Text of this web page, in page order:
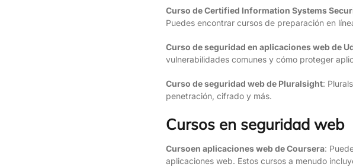
Curso de Certified Information Systems
Puedes encontrar cursos de preparación en
Curso de seguridad en aplicaciones web de
vulnerabilidades comunes y cómo proteger
Curso de seguridad web de Pluralsight:
penetración, cifrado y más.
Cursos en seguridad web
Cursoen aplicaciones web de Coursera:
aplicaciones web. Estos cursos a menudo